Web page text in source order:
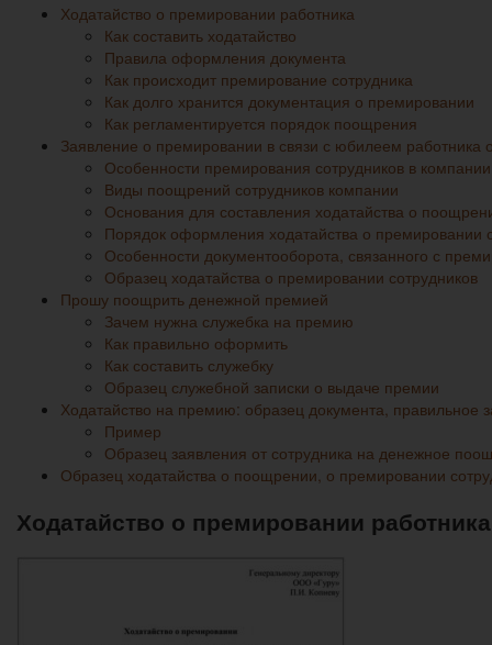
Ходатайство о премировании работника
Как составить ходатайство
Правила оформления документа
Как происходит премирование сотрудника
Как долго хранится документация о премировании
Как регламентируется порядок поощрения
Заявление о премировании в связи с юбилеем работника
Особенности премирования сотрудников в компании
Виды поощрений сотрудников компании
Основания для составления ходатайства о
Порядок оформления ходатайства о премировании
Особенности документооборота, связанного с
Образец ходатайства о премировании сотрудников
Прошу поощрить денежной премией
Зачем нужна служебка на премию
Как правильно оформить
Как составить служебку
Образец служебной записки о выдаче премии
Ходатайство на премию: образец документа, правильное
Пример
Образец заявления от сотрудника на денежное
Образец ходатайства о поощрении, о премировании
Ходатайство о премировании работника